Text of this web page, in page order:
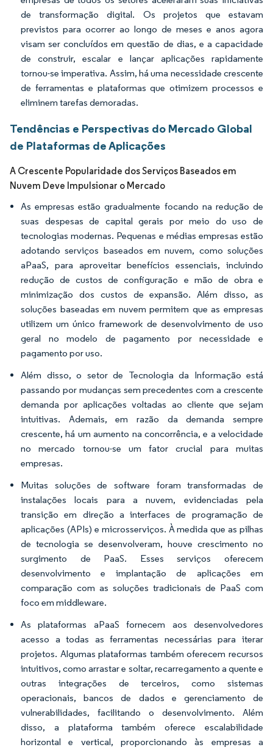
de transformação digital. Os projetos que estavam
previstos para ocorrer ao longo de meses e anos agora
visam ser concluídos em questão de dias, e a capacidade
de construir, escalar e lançar aplicações rapidamente
tornou-se imperativa. Assim, há uma necessidade crescente
de ferramentas e plataformas que otimizem processos e
eliminem tarefas demoradas.
Tendências e Perspectivas do Mercado Global
de Plataformas de Aplicações
A Crescente Popularidade dos Serviços Baseados em
Nuvem Deve Impulsionar o Mercado
As empresas estão gradualmente focando na redução de
suas despesas de capital gerais por meio do uso de
tecnologias modernas. Pequenas e médias empresas estão
adotando serviços baseados em nuvem, como soluções
aPaaS, para aproveitar benefícios essenciais, incluindo
redução de custos de configuração e mão de obra e
minimização dos custos de expansão. Além disso, as
soluções baseadas em nuvem permitem que as empresas
utilizem um único framework de desenvolvimento de uso
geral no modelo de pagamento por necessidade e
pagamento por uso.
Além disso, o setor de Tecnologia da Informação está
passando por mudanças sem precedentes com a crescente
demanda por aplicações voltadas ao cliente que sejam
intuitivas. Ademais, em razão da demanda sempre
crescente, há um aumento na concorrência, e a velocidade
no mercado tornou-se um fator crucial para muitas
empresas.
Muitas soluções de software foram transformadas de
instalações locais para a nuvem, evidenciadas pela
transição em direção a interfaces de programação de
aplicações (APIs) e microsserviços. À medida que as pilhas
de tecnologia se desenvolveram, houve crescimento no
surgimento de PaaS. Esses serviços oferecem
desenvolvimento e implantação de aplicações em
comparação com as soluções tradicionais de PaaS com
foco em middleware.
As plataformas aPaaS fornecem aos desenvolvedores
acesso a todas as ferramentas necessárias para iterar
projetos. Algumas plataformas também oferecem recursos
intuitivos, como arrastar e soltar, recarregamento a quente e
outras integrações de terceiros, como sistemas
operacionais, bancos de dados e gerenciamento de
vulnerabilidades, facilitando o desenvolvimento. Além
disso, a plataforma também oferece escalabilidade
horizontal e vertical, proporcionando às empresas a